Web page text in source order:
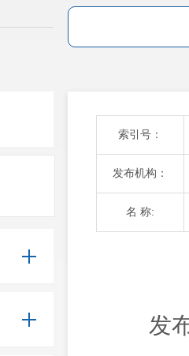
索引号：
发布机构：
名 称:
发